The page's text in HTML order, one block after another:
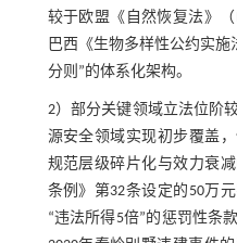
较于欧盟《自然恢复法》（
巴西《生物多样性公约实施
分则”的体系化架构。
2）部分关键领域立法位阶
源安全领域实现初步覆盖
规范层级碎片化与效力衰
条例》第32条设定的50万
“违法所得5倍”的惩罚性条